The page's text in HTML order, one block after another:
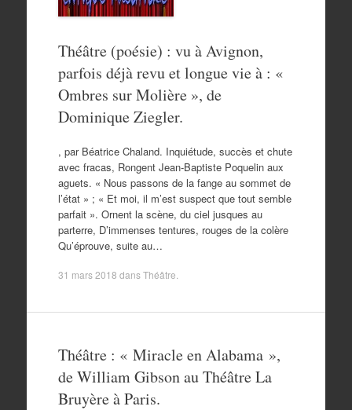
Théâtre (poésie) : vu à Avignon,
parfois déjà revu et longue vie à : «
Ombres sur Molière », de
Dominique Ziegler.
, par Béatrice Chaland. Inquiétude, succès et chute
avec fracas, Rongent Jean-Baptiste Poquelin aux
aguets. « Nous passons de la fange au sommet de
l’état » ; « Et moi, il m’est suspect que tout semble
parfait ». Ornent la scène, du ciel jusques au
parterre, D’immenses tentures, rouges de la colère
Qu’éprouve, suite au…
31 mars 2018 dansThéâtre
Théâtre : « Miracle en Alabama »,
de William Gibson au Théâtre La
Bruyère à Paris.